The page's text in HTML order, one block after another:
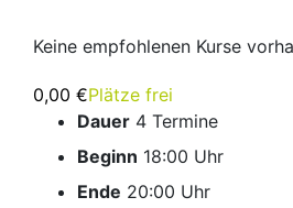
Keine empfohlenen Kurse
0,00 €Plätze frei
Dauer 4 Termine
Beginn 18:00 Uhr
Ende 20:00 Uhr